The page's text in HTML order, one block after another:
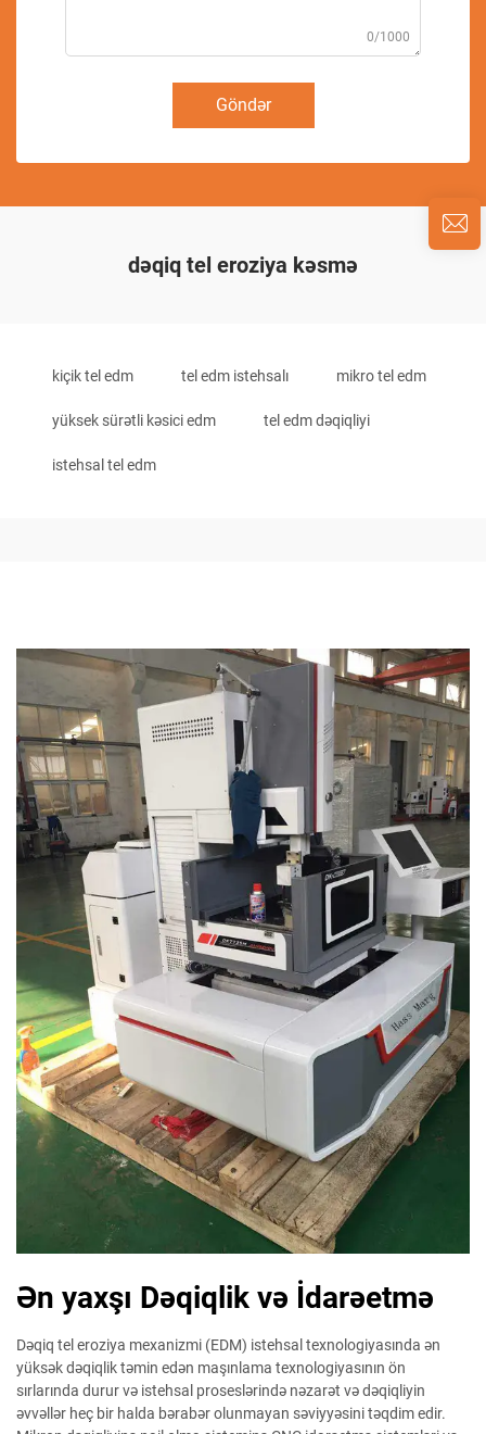
0/1000
Göndər
dəqiq tel eroziya kəsmə
kiçik tel edm tel edm istehsalı mikro tel edm
yüksek sürətli kəsici edm tel edm dəqiqliyi
istehsal tel edm
Ən yaxşı Dəqiqlik və İdarəetmə
Dəqiq tel eroziya mexanizmi (EDM) istehsal texnologiyasında ən
yüksək dəqiqlik təmin edən maşınlama texnologiyasının ön
sırlarında durur və istehsal proseslərində nəzarət və dəqiqliyin
əvvəllər heç bir halda bərabər olunmayan səviyyəsini təqdim edir.